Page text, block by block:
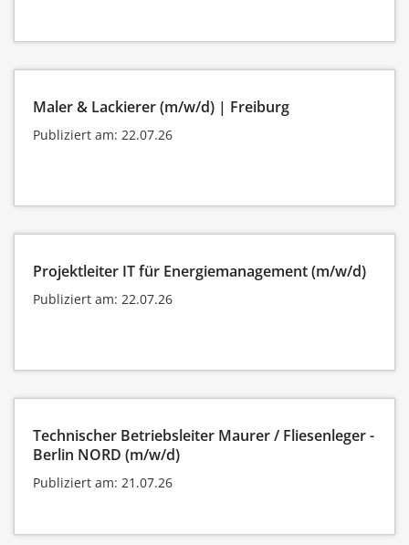
Maler & Lackierer (m/w/d) | Freiburg
Publiziert am: 22.07.26
Projektleiter IT für Energiemanagement (m/w/d)
Publiziert am: 22.07.26
Technischer Betriebsleiter Maurer / Fliesenleger -
Berlin NORD (m/w/d)
Publiziert am: 21.07.26